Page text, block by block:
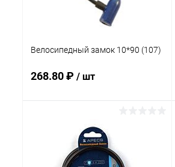
Велосипедный замок 10*90 (107)
268.80 ₽ / шт
В корзину
Купить в 1 клик Сравнение